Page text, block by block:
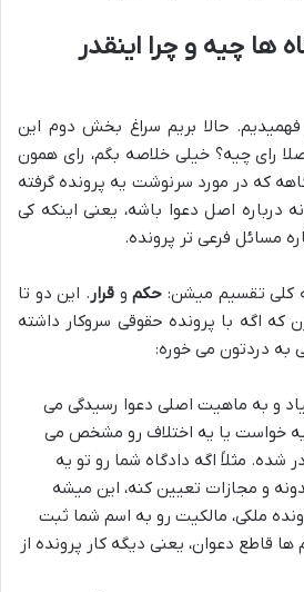
ها چیه و چرا اینقدر
حالا بریم سراغ بخش دوم این
رای چیه؟ خیلی خلاصه بگم، رای همون
که در مورد سرنوشت یه پرونده گرفته
درباره اصل دعوا باشه، یعنی اینکه کی
مسائل فرعی تر پرونده.
کلی تقسیم میشن: حکموقرار . این دو تا
اگه با پرونده حقوقی سروکار داشته
به دردتون می خوره:
و به ماهیت اصلی دعوا رسیدگی می
خواست یا یه اختلاف رو مشخص می
شده. مثلاً اگه دادگاه شما رو تو یه
و مجازات تعیین کنه، این میشه
ملکی، مالکیت رو به اسم شما ثبت
قاطع دعوان، یعنی دیگه کار پرونده از